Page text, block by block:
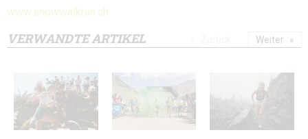
www.snowwalkrun.ch
VERWANDTE ARTIKEL Weiter